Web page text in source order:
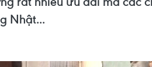
Nhật...